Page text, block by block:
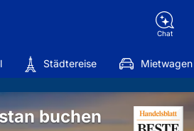
Chat
Städtereise Mietwagen
buchen